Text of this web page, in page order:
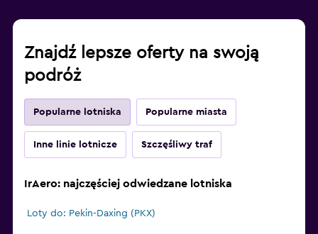
Znajdź lepsze oferty na swoją
podróż
Popularne lotniska Popularne miasta
Inne linie lotnicze Szczęśliwy traf
IrAero: najczęściej odwiedzane lotniska
Loty do: Pekin-Daxing (PKX)